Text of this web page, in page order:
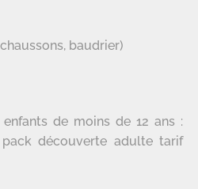
baudrier)
de moins de 12 ans :
découverte adulte tarif